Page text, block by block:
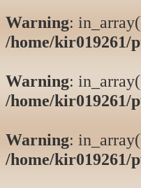
Warning:
/home/kir019261/
Warning:
/home/kir019261/
Warning:
/home/kir019261/